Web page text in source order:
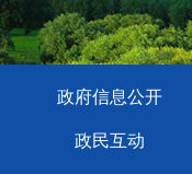
政府信息公开
政民互动